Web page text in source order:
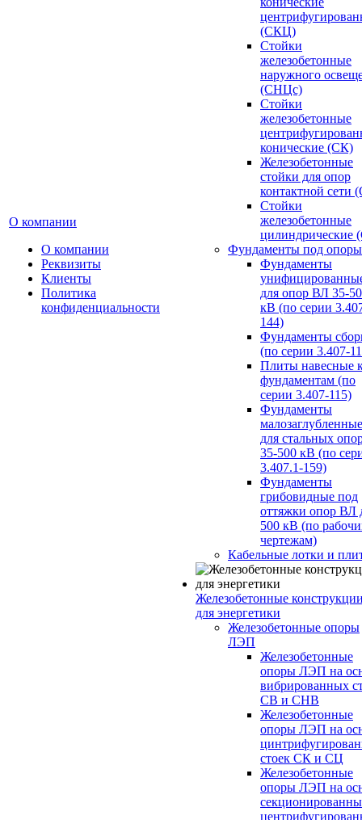
О компании
О компании
Реквизиты
Клиенты
Политика
конфиденциальности
(СКЦ)
Стойки
железобетонные
наружного
(СНЦс)
Стойки
железобетонные
конические (СК)
Железобетонные
стойки для опор
контактной сети
Стойки
железобетонные
цилиндрические
Фундаменты под опоры
Фундаменты
для опор ВЛ 35-
кВ (по серии
144)
Фундаменты
(по серии 3.407-
Плиты навесные
фундаментам (по
серии 3.407-115)
Фундаменты
малозаглубленные
для стальных
35-500 кВ (по
3.407.1-159)
Фундаменты
грибовидные под
оттяжки опор ВЛ
500 кВ (по
чертежам)
Кабельные лотки и
Железобетонные
для энергетики
Железобетонные опоры
ЛЭП
Железобетонные
опоры ЛЭП на
вибрированных
СВ и СНВ
Железобетонные
опоры ЛЭП на
стоек СК и СЦ
Железобетонные
опоры ЛЭП на